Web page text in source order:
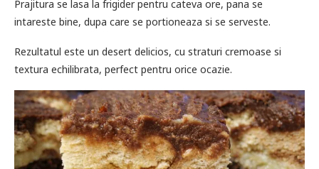
Prajitura se lasa la frigider pentru cateva ore, pana se
intareste bine, dupa care se portioneaza si se serveste.
Rezultatul este un desert delicios, cu straturi cremoase si
textura echilibrata, perfect pentru orice ocazie.